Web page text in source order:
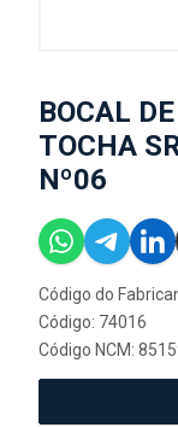
BOCAL
TOCHA
Nº06
Código do
Código: 74016
Código NCM: